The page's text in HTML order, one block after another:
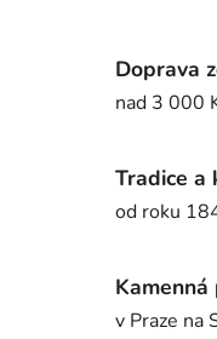
Doprava
nad 3 000
Tradice a
od roku
Kamenná
v Praze na